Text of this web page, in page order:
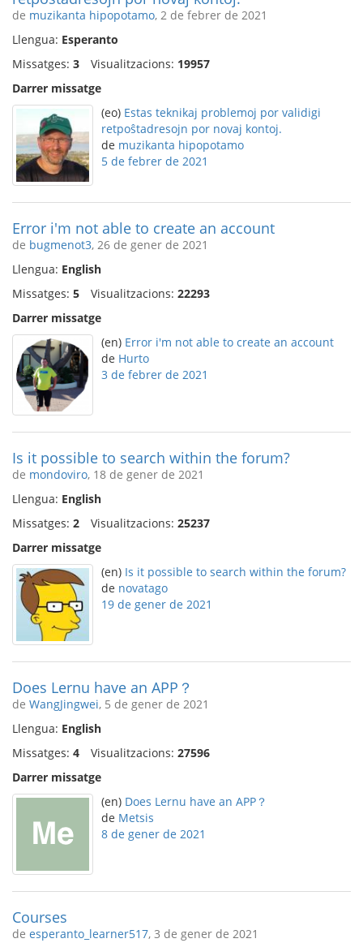
de muzikanta hipopotamo, 2 de febrer de 2021
Llengua: Esperanto
Missatges: 3 Visualitzacions: 19957
Darrer missatge
(eo) Estas teknikaj problemoj por validigi
retpoŝtadresojn por novaj kontoj.
de muzikanta hipopotamo
5 de febrer de 2021
Error i'm not able to create an account
de bugmenot3, 26 de gener de 2021
Llengua: English
Missatges: 5 Visualitzacions: 22293
Darrer missatge
(en) Error i'm not able to create an account
de Hurto
3 de febrer de 2021
Is it possible to search within the forum?
de mondoviro, 18 de gener de 2021
Llengua: English
Missatges: 2 Visualitzacions: 25237
Darrer missatge
(en) Is it possible to search within the forum?
de novatago
19 de gener de 2021
Does Lernu have an APP？
de WangJingwei, 5 de gener de 2021
Llengua: English
Missatges: 4 Visualitzacions: 27596
Darrer missatge
(en) Does Lernu have an APP？
de Metsis
8 de gener de 2021
Courses
de esperanto_learner517, 3 de gener de 2021